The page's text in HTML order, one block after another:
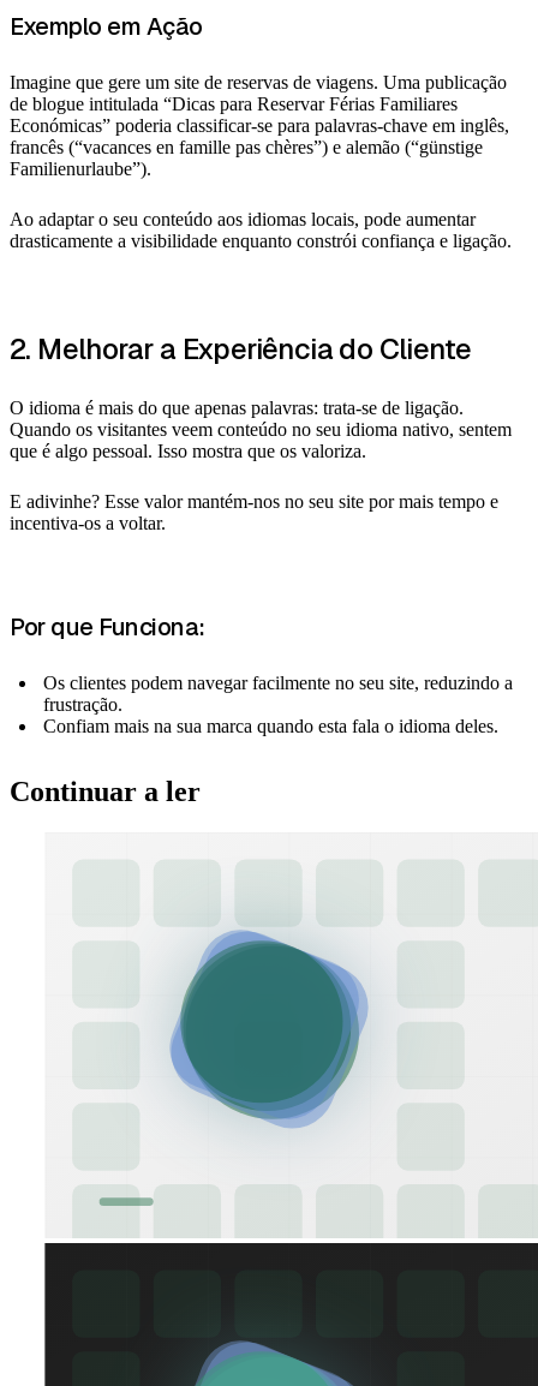
Exemplo em Ação
Imagine que gere um site de reservas de viagens. Uma publicação
de blogue intitulada “Dicas para Reservar Férias Familiares
Económicas” poderia classificar-se para palavras-chave em inglês,
francês (“vacances en famille pas chères”) e alemão (“günstige
Familienurlaube”).
Ao adaptar o seu conteúdo aos idiomas locais, pode aumentar
drasticamente a visibilidade enquanto constrói confiança e ligação.
2. Melhorar a Experiência do Cliente
O idioma é mais do que apenas palavras: trata-se de ligação.
Quando os visitantes veem conteúdo no seu idioma nativo, sentem
que é algo pessoal. Isso mostra que os valoriza.
E adivinhe? Esse valor mantém-nos no seu site por mais tempo e
incentiva-os a voltar.
Por que Funciona:
Os clientes podem navegar facilmente no seu site, reduzindo a
frustração.
Confiam mais na sua marca quando esta fala o idioma deles.
Continuar a ler